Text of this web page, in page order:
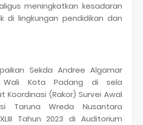
meningkatkan kesadaran
di lingkungan pendidikan dan
Sekda Andree Algamar
Kota Padang di sela
Koordinasi (Rakor) Survei Awal
Taruna Wreda Nusantara
Tahun 2023 di Auditorium